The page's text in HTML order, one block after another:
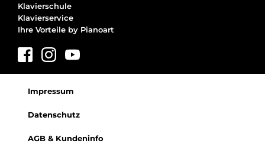
Klavierschule
Klavierservice
Ihre Vorteile by Pianoart
Impressum
Datenschutz
AGB & Kundeninfo